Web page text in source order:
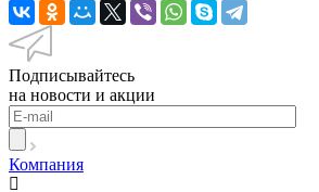
Подписывайтесь
на новости и акции
Компания